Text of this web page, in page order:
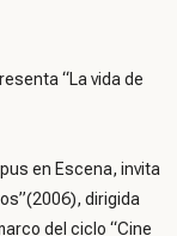
“La vida de
en Escena, invita
dirigida
del ciclo “Cine